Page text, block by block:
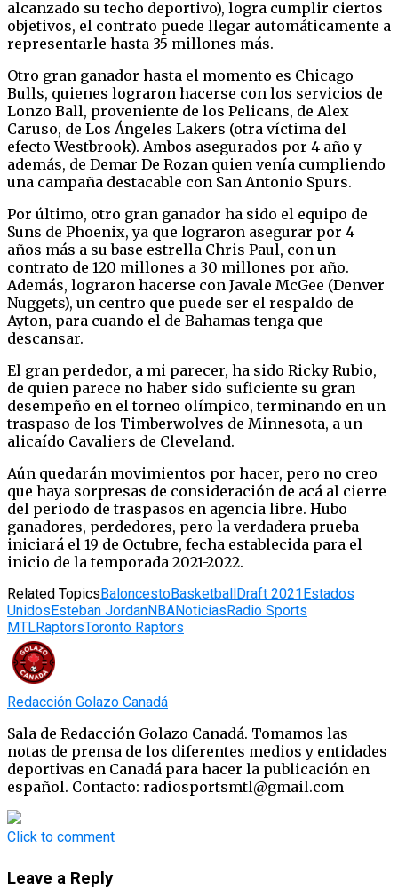
alcanzado su techo deportivo), logra cumplir ciertos
objetivos, el contrato puede llegar automáticamente a
representarle hasta 35 millones más.
Otro gran ganador hasta el momento es Chicago
Bulls, quienes lograron hacerse con los servicios de
Lonzo Ball, proveniente de los Pelicans, de Alex
Caruso, de Los Ángeles Lakers (otra víctima del
efecto Westbrook). Ambos asegurados por 4 año y
además, de Demar De Rozan quien venía cumpliendo
una campaña destacable con San Antonio Spurs.
Por último, otro gran ganador ha sido el equipo de
Suns de Phoenix, ya que lograron asegurar por 4
años más a su base estrella Chris Paul, con un
contrato de 120 millones a 30 millones por año.
Además, lograron hacerse con Javale McGee (Denver
Nuggets), un centro que puede ser el respaldo de
Ayton, para cuando el de Bahamas tenga que
descansar.
El gran perdedor, a mi parecer, ha sido Ricky Rubio,
de quien parece no haber sido suficiente su gran
desempeño en el torneo olímpico, terminando en un
traspaso de los Timberwolves de Minnesota, a un
alicaído Cavaliers de Cleveland.
Aún quedarán movimientos por hacer, pero no creo
que haya sorpresas de consideración de acá al cierre
del periodo de traspasos en agencia libre. Hubo
ganadores, perdedores, pero la verdadera prueba
iniciará el 19 de Octubre, fecha establecida para el
inicio de la temporada 2021-2022.
Related Topics BaloncestoBasketball Draft 2021 Estados
Unidos Esteban JordanNBANoticias Radio Sports
MTLRaptorsToronto Raptors
Redacción Golazo Canadá
Sala de Redacción Golazo Canadá. Tomamos las
notas de prensa de los diferentes medios y entidades
deportivas en Canadá para hacer la publicación en
español. Contacto: radiosportsmtl@gmail.com
Click to comment
Leave a Reply